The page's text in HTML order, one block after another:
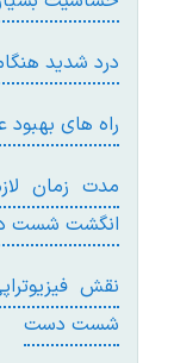
درد شدید
راه های
مدت زمان
انگشت شست
نقش
شست دست